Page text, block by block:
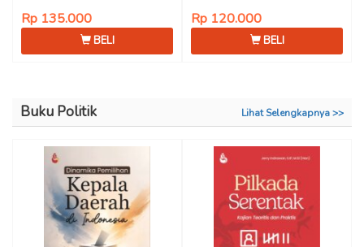
Adrenal Stezen, S.H., M.H.
Rp 135.000
BELI
Rp 120.000
BELI
Buku Politik Lihat Selengkapnya >>